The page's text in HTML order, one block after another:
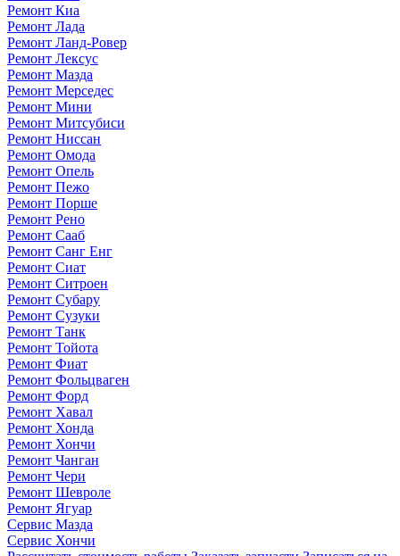
Ремонт Киа
Ремонт Лада
Ремонт Ланд-Ровер
Ремонт Лексус
Ремонт Мазда
Ремонт Мерседес
Ремонт Мини
Ремонт Митсубиси
Ремонт Ниссан
Ремонт Омода
Ремонт Опель
Ремонт Пежо
Ремонт Порше
Ремонт Рено
Ремонт Сааб
Ремонт Санг Енг
Ремонт Сиат
Ремонт Ситроен
Ремонт Субару
Ремонт Сузуки
Ремонт Танк
Ремонт Тойота
Ремонт Фиат
Ремонт Фольцваген
Ремонт Форд
Ремонт Хавал
Ремонт Хонда
Ремонт Хончи
Ремонт Чанган
Ремонт Чери
Ремонт Шевроле
Ремонт Ягуар
Сервис Мазда
Сервис Хончи